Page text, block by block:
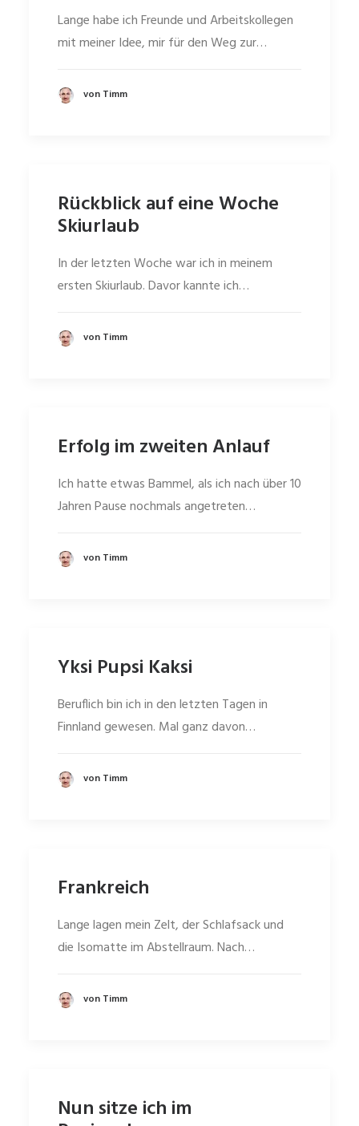
Lange habe ich Freunde und Arbeitskollegen
mit meiner Idee, mir für den Weg zur…
von Timm
Rückblick auf eine Woche
Skiurlaub
In der letzten Woche war ich in meinem
ersten Skiurlaub. Davor kannte ich…
von Timm
Erfolg im zweiten Anlauf
Ich hatte etwas Bammel, als ich nach über 10
Jahren Pause nochmals angetreten…
von Timm
Yksi Pupsi Kaksi
Beruflich bin ich in den letzten Tagen in
Finnland gewesen. Mal ganz davon…
von Timm
Frankreich
Lange lagen mein Zelt, der Schlafsack und
die Isomatte im Abstellraum. Nach…
von Timm
Nun sitze ich im